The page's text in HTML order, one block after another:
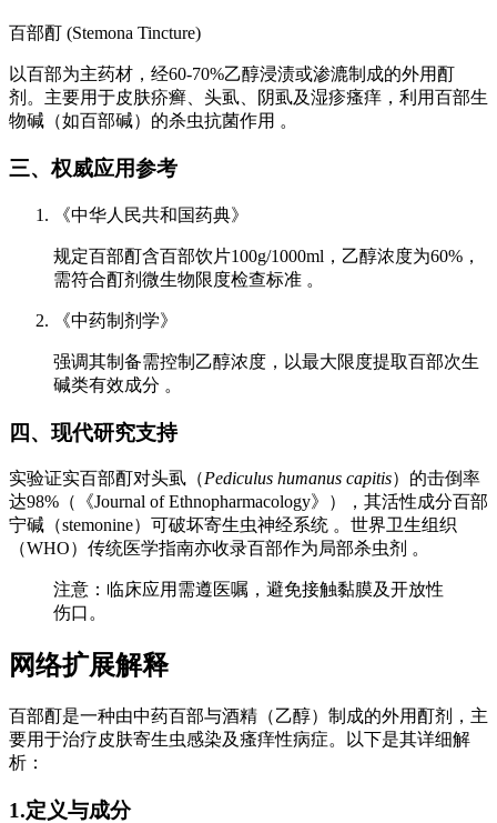
百部酊 (Stemona Tincture)
以百部为主药材，经60-70%乙醇浸渍或渗漉制成的外用酊
剂。主要用于皮肤疥癣、头虱、阴虱及湿疹瘙痒，利用百部生
物碱（如百部碱）的杀虫抗菌作用 。
三、权威应用参考
《中华人民共和国药典》
规定百部酊含百部饮片100g/1000ml，乙醇浓度为60%，
需符合酊剂微生物限度检查标准 。
《中药制剂学》
强调其制备需控制乙醇浓度，以最大限度提取百部次生
碱类有效成分 。
四、现代研究支持
实验证实百部酊对头虱（Pediculus humanus capitis）的击倒率
达98%（《Journal of Ethnopharmacology》），其活性成分百部
宁碱（stemonine）可破坏寄生虫神经系统 。世界卫生组织
（WHO）传统医学指南亦收录百部作为局部杀虫剂 。
注意：临床应用需遵医嘱，避免接触黏膜及开放性
伤口。
网络扩展解释
百部酊是一种由中药百部与酒精（乙醇）制成的外用酊剂，主
要用于治疗皮肤寄生虫感染及瘙痒性病症。以下是其详细解
析：
1.定义与成分